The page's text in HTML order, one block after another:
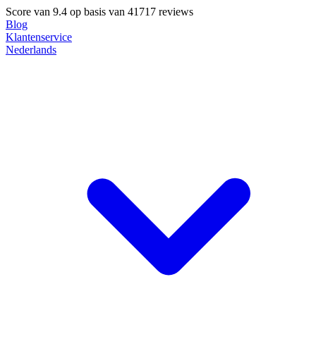
Score van 9.4 op basis van 41717 reviews
Blog
Klantenservice
Nederlands